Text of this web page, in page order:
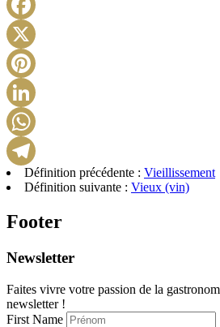
Définition précédente : Vieillissement
Définition suivante : Vieux (vin)
Footer
Newsletter
Faites vivre votre passion de la
newsletter !
First Name